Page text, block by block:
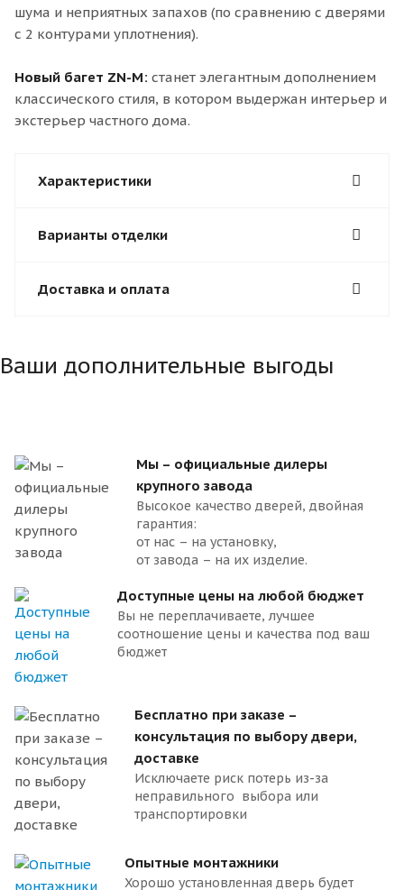
шума и неприятных запахов (по сравнению с дверями
с 2 контурами уплотнения).
Новый багет ZN-M: станет элегантным дополнением
классического стиля, в котором выдержан интерьер и
экстерьер частного дома.
Характеристики
Варианты отделки
Доставка и оплата
Ваши дополнительные выгоды
Мы – официальные дилеры
крупного завода
Высокое качество дверей, двойная
гарантия:
от нас – на установку,
от завода – на их изделие.
Доступные цены на любой бюджет
Вы не переплачиваете, лучшее
соотношение цены и качества под ваш
бюджет
Бесплатно при заказе –
консультация по выбору двери,
доставке
Исключаете риск потерь из-за
неправильного выбора или
транспортировки
Опытные монтажники
Хорошо установленная дверь будет